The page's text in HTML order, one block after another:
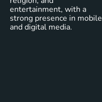
entertainment, with a
strong presence in mobile
and digital media.